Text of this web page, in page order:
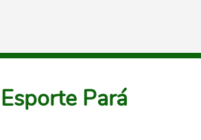
Esporte Pará